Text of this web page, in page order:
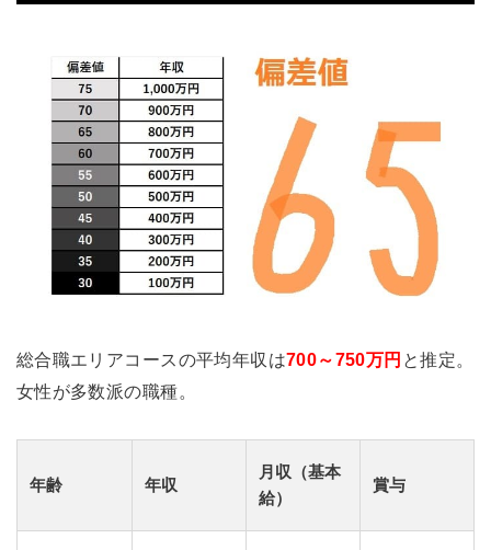
総合職エリアコースの平均年収は700～750万円 と推定。
女性が多数派の職種。
年齢 年収
月収（基本
給）
賞与